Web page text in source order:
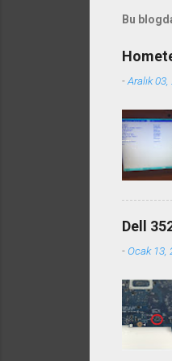
Bu
-Aralık
Dell
-Ocak 13,